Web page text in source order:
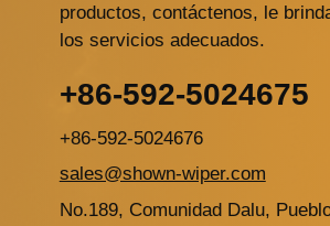
productos, contáctenos, le
los servicios adecuados.
+86-592-5024675
+86-592-5024676
sales@shown-wiper.com
No.189, Comunidad Dalu,